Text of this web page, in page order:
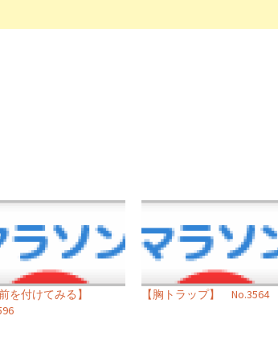
を付けてみる】
【胸トラップ】 No.3564